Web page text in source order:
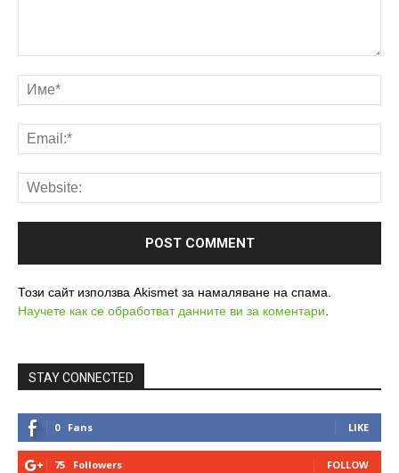
Този сайт използва Akismet за намаляване на спама.
Научете как се обработват данните ви за коментари
STAY CONNECTED
0 Fans LIKE
75 Followers FOLLOW